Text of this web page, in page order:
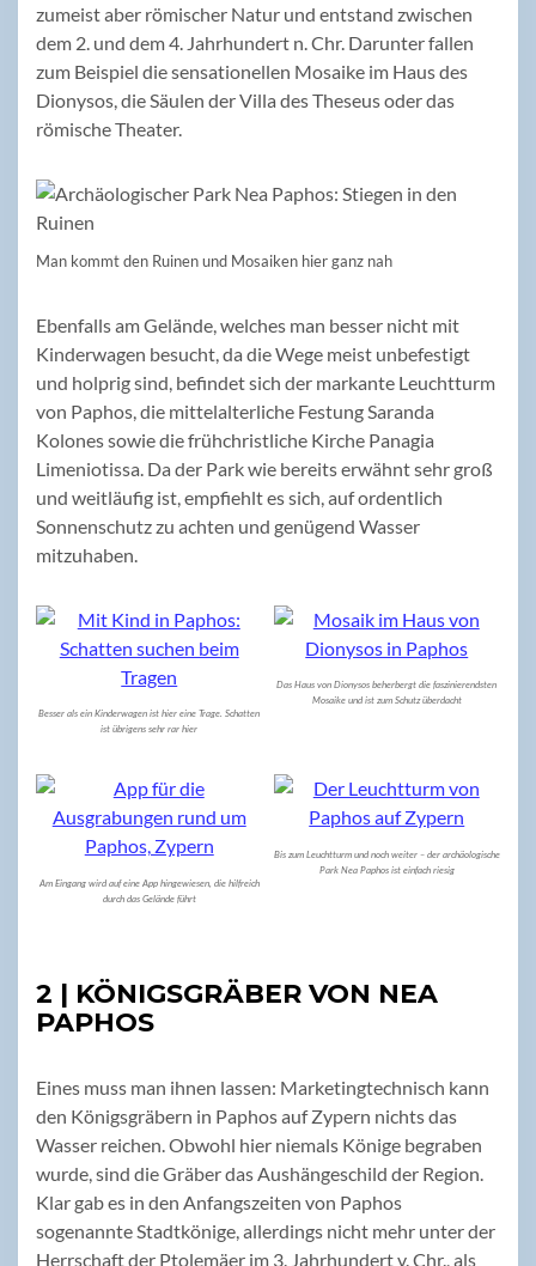
zumeist aber römischer Natur und entstand zwischen
dem 2. und dem 4. Jahrhundert n. Chr. Darunter fallen
zum Beispiel die sensationellen Mosaike im Haus des
Dionysos, die Säulen der Villa des Theseus oder das
römische Theater.
Man kommt den Ruinen und Mosaiken hier ganz nah
Ebenfalls am Gelände, welches man besser nicht mit
Kinderwagen besucht, da die Wege meist unbefestigt
und holprig sind, befindet sich der markante Leuchtturm
von Paphos, die mittelalterliche Festung Saranda
Kolones sowie die frühchristliche Kirche Panagia
Limeniotissa. Da der Park wie bereits erwähnt sehr groß
und weitläufig ist, empfiehlt es sich, auf ordentlich
Sonnenschutz zu achten und genügend Wasser
mitzuhaben.
Besser als ein Kinderwagen ist hier eine Trage. Schatten
ist übrigens sehr rar hier
Das Haus von Dionysos beherbergt die faszinierendsten
Mosaike und ist zum Schutz überdacht
Am Eingang wird auf eine App hingewiesen, die hilfreich
durch das Gelände führt
Bis zum Leuchtturm und noch weiter – der archäologische
Park Nea Paphos ist einfach riesig
2 | KÖNIGSGRÄBER VON NEA
PAPHOS
Eines muss man ihnen lassen: Marketingtechnisch kann
den Königsgräbern in Paphos auf Zypern nichts das
Wasser reichen. Obwohl hier niemals Könige begraben
wurde, sind die Gräber das Aushängeschild der Region.
Klar gab es in den Anfangszeiten von Paphos
sogenannte Stadtkönige, allerdings nicht mehr unter der
Herrschaft der Ptolemäer im 3. Jahrhundert v. Chr., als